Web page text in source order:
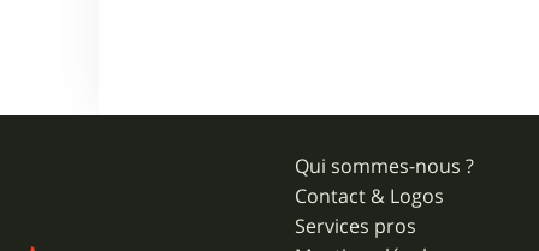
Qui sommes-nous ?
Contact & Logos
Services pros